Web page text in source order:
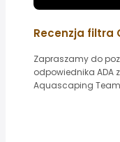
Recenzja filtra
Zapraszamy do
odpowiednika ADA
Aquascaping Team